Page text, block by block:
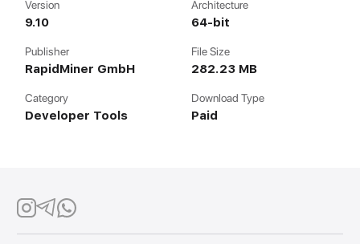
Version
9.10
Architecture
64-bit
Publisher
RapidMiner GmbH
File Size
282.23 MB
Category
Developer Tools
Download Type
Paid